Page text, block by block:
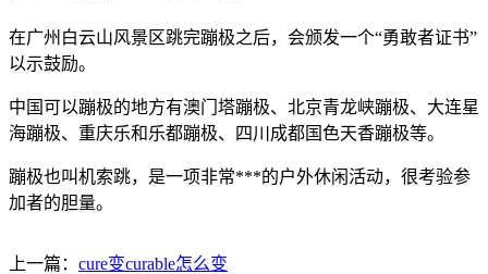
在广州白云山风景区跳完蹦极之后，会颁发一个“勇敢者证书”
以示鼓励。
中国可以蹦极的地方有澳门塔蹦极、北京青龙峡蹦极、大连星
海蹦极、重庆乐和乐都蹦极、四川成都国色天香蹦极等。
蹦极也叫机索跳，是一项非常***的户外休闲活动，很考验参
加者的胆量。
上一篇： cure变curable怎么变